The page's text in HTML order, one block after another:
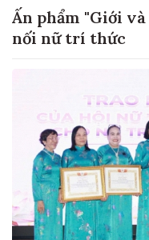
Ấn phẩm "Giới
nối nữ trí thức